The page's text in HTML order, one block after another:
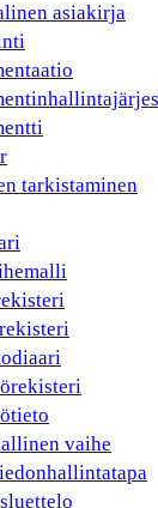
asiakirja
tarkistaminen
vaihe